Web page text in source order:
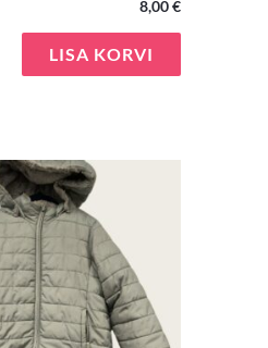
8,00€
LISA KORVI